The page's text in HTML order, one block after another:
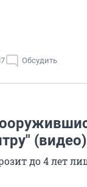
Обсудить
(видео)
до 4 лет